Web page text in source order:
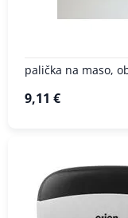
palička na maso,
9,11 €